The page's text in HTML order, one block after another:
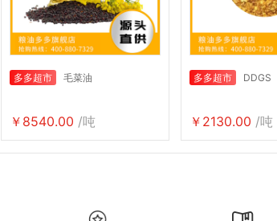
多多超市 毛菜油
￥8540.00 /吨
多多超市 DDGS
￥2130.00 /吨